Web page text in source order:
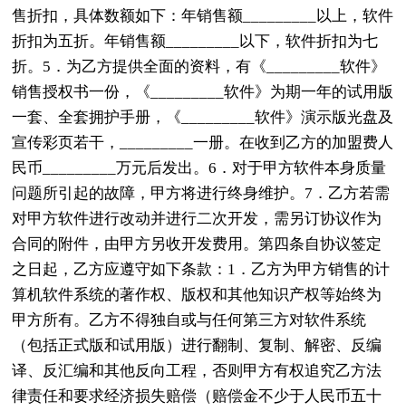
售折扣，具体数额如下：年销售额_________以上，软件
折扣为五折。年销售额_________以下，软件折扣为七
折。5．为乙方提供全面的资料，有《_________软件》
销售授权书一份，《_________软件》为期一年的试用版
一套、全套拥护手册，《_________软件》演示版光盘及
宣传彩页若干，_________一册。在收到乙方的加盟费人
民币_________万元后发出。6．对于甲方软件本身质量
问题所引起的故障，甲方将进行终身维护。7．乙方若需
对甲方软件进行改动并进行二次开发，需另订协议作为
合同的附件，由甲方另收开发费用。第四条自协议签定
之日起，乙方应遵守如下条款：1．乙方为甲方销售的计
算机软件系统的著作权、版权和其他知识产权等始终为
甲方所有。乙方不得独自或与任何第三方对软件系统
（包括正式版和试用版）进行翻制、复制、解密、反编
译、反汇编和其他反向工程，否则甲方有权追究乙方法
律责任和要求经济损失赔偿（赔偿金不少于人民币五十